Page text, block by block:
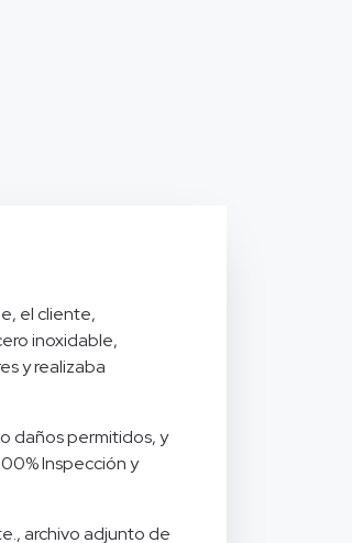
el cliente,
inoxidable,
y realizaba
daños permitidos, y
Inspección y
archivo adjunto de